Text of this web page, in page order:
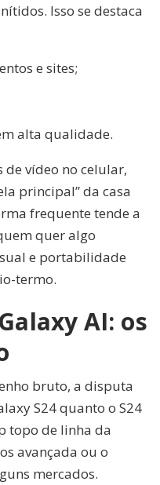
Isso se destaca
e sites;
alta qualidade.
vídeo no celular,
principal” da casa
frequente tende a
quer algo
e portabilidade
termo.
AI: os
bruto, a disputa
S24 quanto o S24
topo de linha da
avançada ou o
mercados.